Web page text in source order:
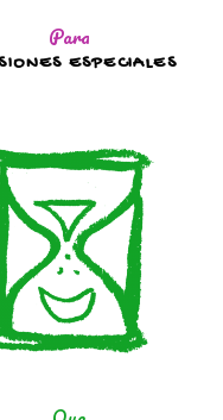
Para
ESPECIALES